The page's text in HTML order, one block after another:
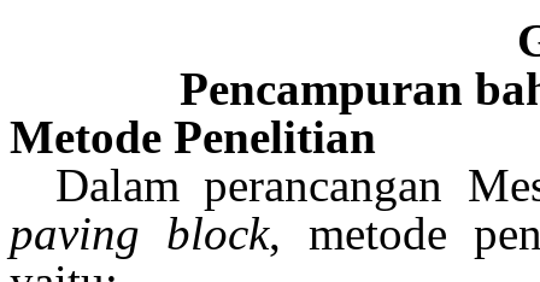
Pencampuran
Metode Penelitian
Dalam perancangan
paving block, metode